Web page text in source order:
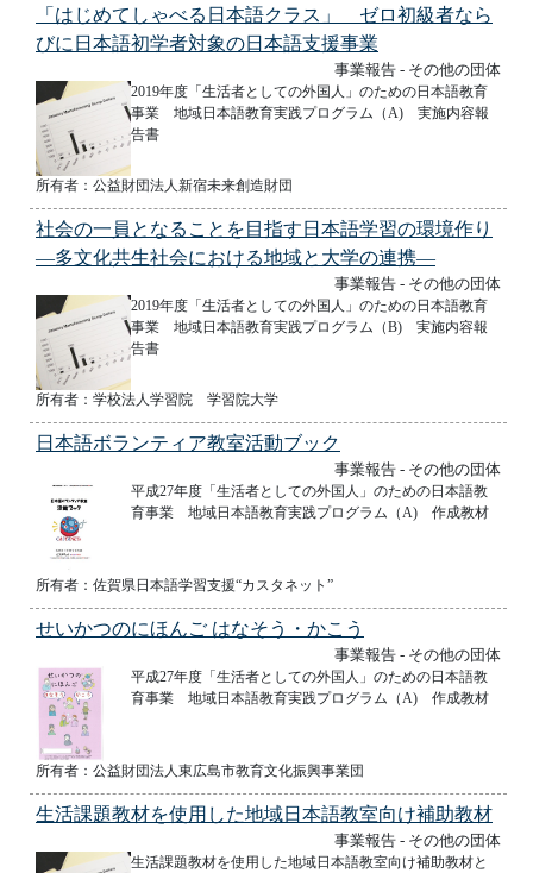
「はじめてしゃべる日本語クラス」 ゼロ初級者なら
びに日本語初学者対象の日本語支援事業
事業報告 - その他の団体
2019年度「生活者としての外国人」のための日本語教育
事業 地域日本語教育実践プログラム（A) 実施内容報
告書
所有者：公益財団法人新宿未来創造財団
社会の一員となることを目指す日本語学習の環境作り
―多文化共生社会における地域と大学の連携―
事業報告 - その他の団体
2019年度「生活者としての外国人」のための日本語教育
事業 地域日本語教育実践プログラム（B) 実施内容報
告書
所有者：学校法人学習院 学習院大学
日本語ボランティア教室活動ブック
事業報告 - その他の団体
平成27年度「生活者としての外国人」のための日本語教
育事業 地域日本語教育実践プログラム（A) 作成教材
所有者：佐賀県日本語学習支援“カスタネット”
せいかつのにほんご はなそう・かこう
事業報告 - その他の団体
平成27年度「生活者としての外国人」のための日本語教
育事業 地域日本語教育実践プログラム（A) 作成教材
所有者：公益財団法人東広島市教育文化振興事業団
生活課題教材を使用した地域日本語教室向け補助教材
事業報告 - その他の団体
生活課題教材を使用した地域日本語教室向け補助教材と